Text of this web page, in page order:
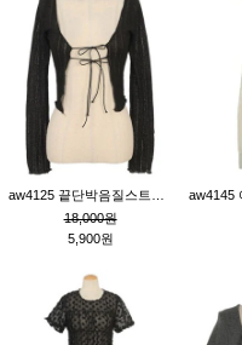
18,000원
5,900원